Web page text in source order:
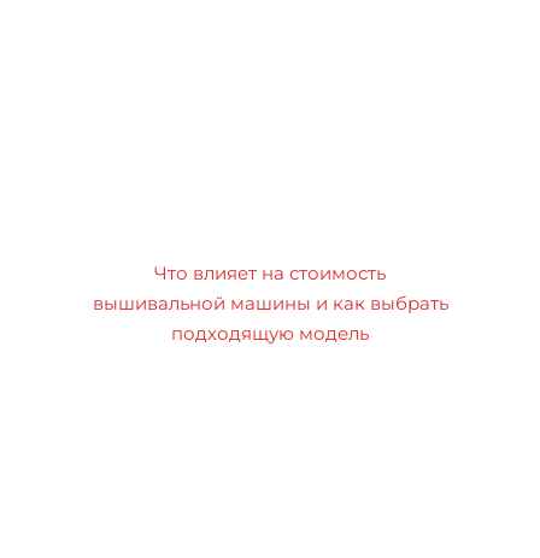
Что влияет на стоимость
вышивальной машины и как выбрать
подходящую модель